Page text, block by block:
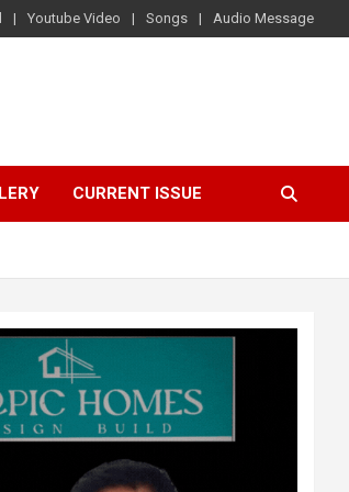
Youtube Video Songs Audio Message
CURRENT ISSUE